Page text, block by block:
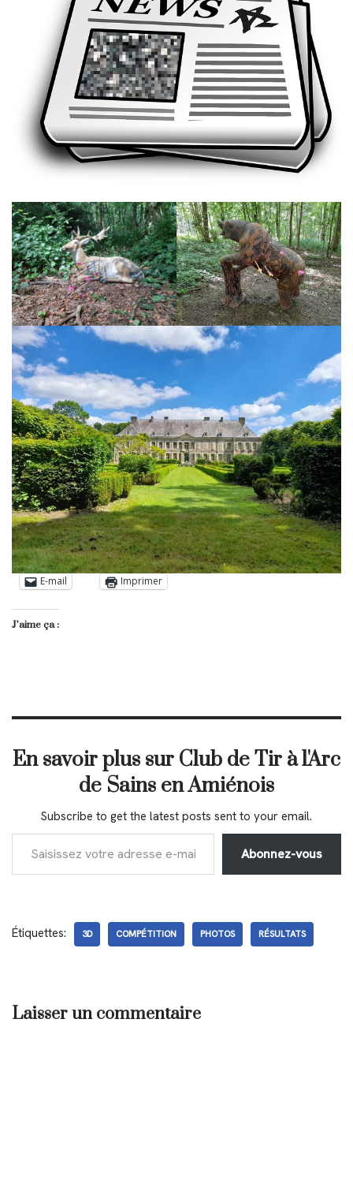
E-mail Imprimer
J’aime ça :
En savoir plus sur Club de Tir à l'Arc
de Sains en Amiénois
Subscribe to get the latest posts sent to your email.
Abonnez-vous
Étiquettes: 3D COMPÉTITION PHOTOS RÉSULTATS
Laisser un commentaire